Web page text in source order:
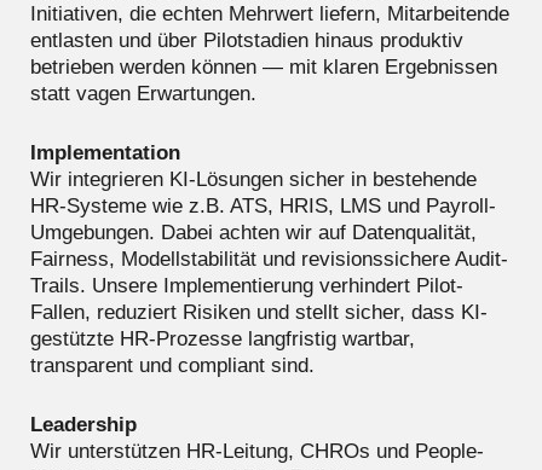
Initiativen, die echten Mehrwert liefern, Mitarbeitende
entlasten und über Pilotstadien hinaus produktiv
betrieben werden können — mit klaren Ergebnissen
statt vagen Erwartungen.
Implementation
Wir integrieren KI-Lösungen sicher in bestehende
HR-Systeme wie z.B. ATS, HRIS, LMS und Payroll-
Umgebungen. Dabei achten wir auf Datenqualität,
Fairness, Modellstabilität und revisionssichere Audit-
Trails. Unsere Implementierung verhindert Pilot-
Fallen, reduziert Risiken und stellt sicher, dass KI-
gestützte HR-Prozesse langfristig wartbar,
transparent und compliant sind.
Leadership
Wir unterstützen HR-Leitung, CHROs und People-